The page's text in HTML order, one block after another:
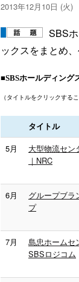
2013年12月10日 (火)
SBS
ックスをまとめ、
■SBSホールディング
（タイトルをクリックする
タイトル
5月
大型物流セン
｜NRC
6月
グループブラ
プ
7月
島忠ホームセ
SBSロジコム